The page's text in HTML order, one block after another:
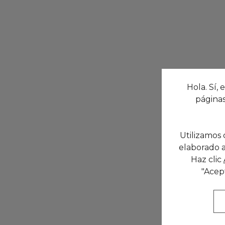
Hola. Sí,
Utilizamos
elaborado
Haz clic